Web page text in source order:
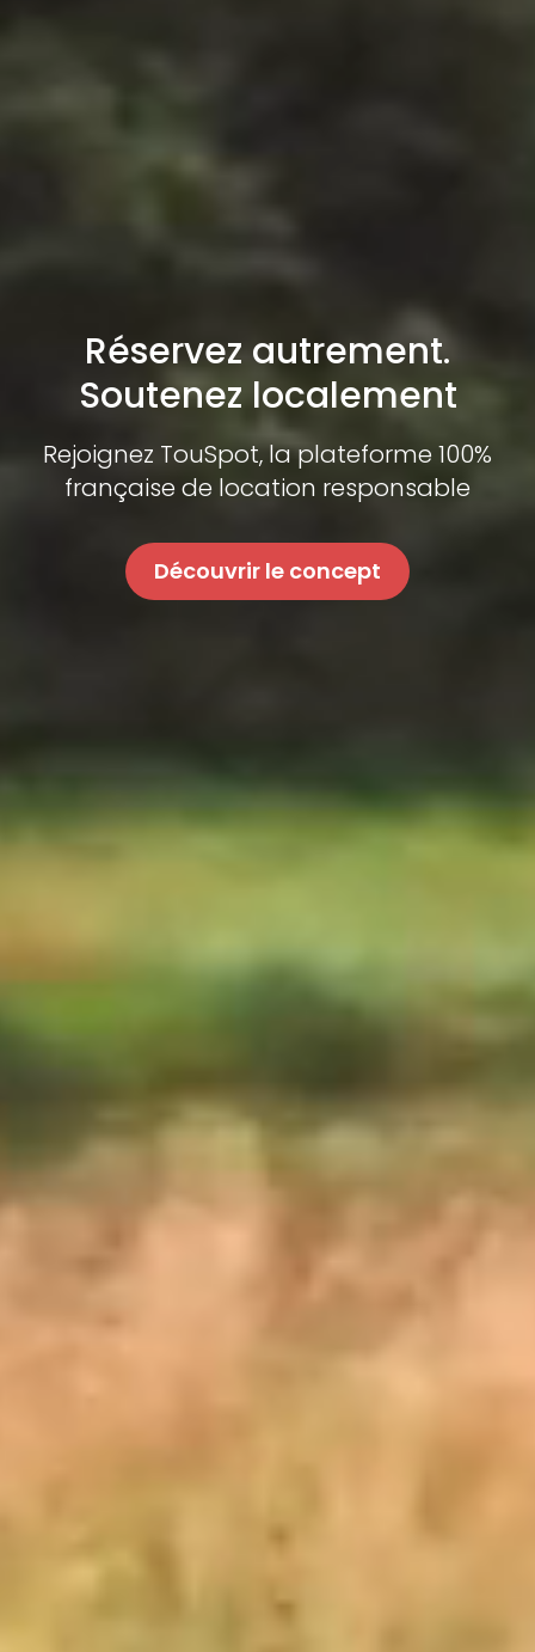
Réservez autrement.
Soutenez localement
Rejoignez TouSpot, la plateforme 100%
française de location responsable
Découvrir le concept